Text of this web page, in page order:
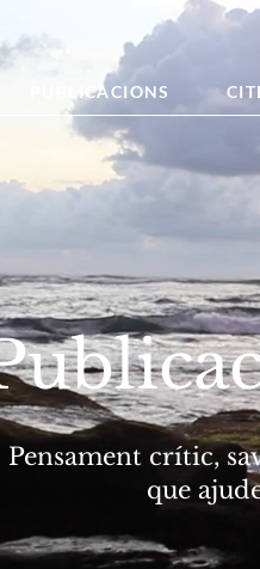
PUBLICACIONS
Pensament crític,
que